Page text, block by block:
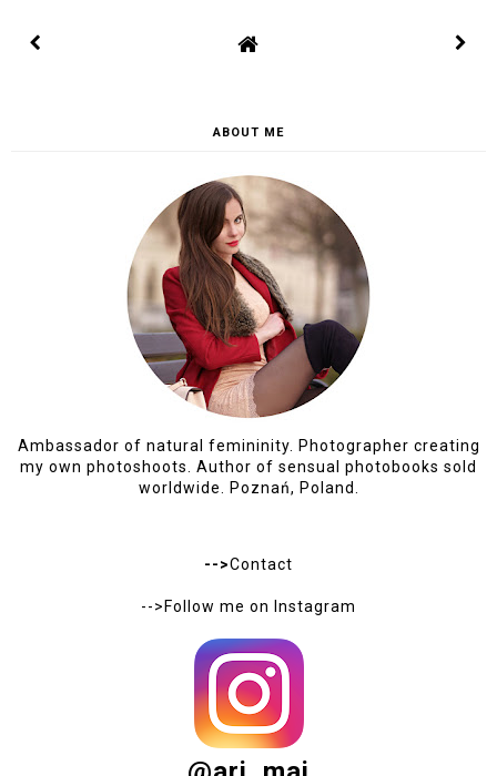
ABOUT ME
Ambassador of natural femininity. Photographer creating
my own photoshoots. Author of sensual photobooks sold
worldwide. Poznań, Poland.
-->Contact
-->Follow me on Instagram